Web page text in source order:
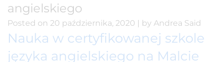
angielskiego
Posted on 20 października, 2020 | by Andrea Said
Nauka w certyfikowanej szkole
języka angielskiego na Malcie